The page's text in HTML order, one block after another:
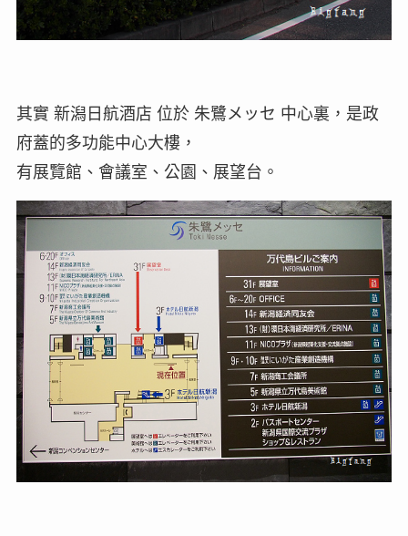
其實 新潟日航酒店 位於 朱鷺メッセ 中心裏，是政
府蓋的多功能中心大樓，
有展覽館、會議室、公園、展望台。